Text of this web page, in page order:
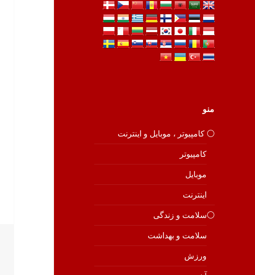
منو
⚪️ کامپیوتر ، موبایل و اینترنت
کامپیوتر
موبایل
اینترنت
⚪️سلامت و زندگی
سلامت و بهداشت
ورزش